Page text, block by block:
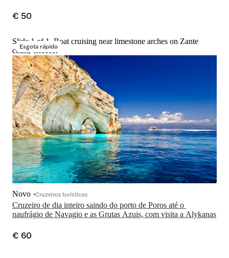
€ 50
Esgota rápido
Slide 1 of 1, Boat cruising near limestone arches on Zante
coast, Greece.
Cruzeiro de dia inteiro saindo do porto de Poros até o
naufrágio de Navagio e as Grutas Azuis, com visita a Alykanas
Novo Cruzeiros turísticos
€ 60